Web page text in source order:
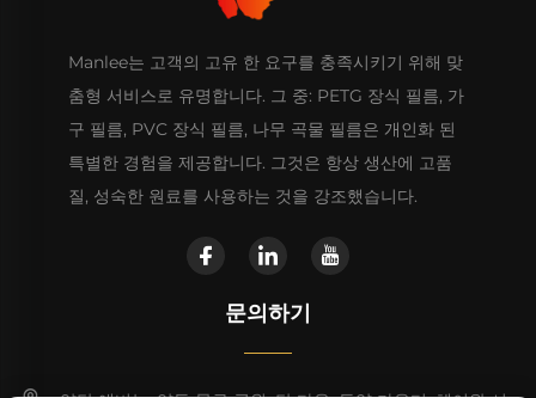
Manlee는 고객의 고유 한 요구를 충족시키기 위해 맞
춤형 서비스로 유명합니다. 그 중: PETG 장식 필름, 가
구 필름, PVC 장식 필름, 나무 곡물 필름은 개인화 된
특별한 경험을 제공합니다. 그것은 항상 생산에 고품
질, 성숙한 원료를 사용하는 것을 강조했습니다.
문의하기